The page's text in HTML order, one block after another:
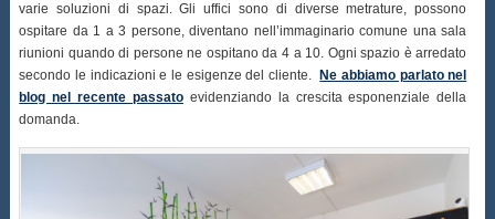
varie soluzioni di spazi. Gli uffici sono di diverse metrature, possono
ospitare da 1 a 3 persone, diventano nell’immaginario comune una sala
riunioni quando di persone ne ospitano da 4 a 10. Ogni spazio è arredato
secondo le indicazioni e le esigenze del cliente.
Ne abbiamo parlato nel
blog nel recente passatoevidenziando la crescita esponenziale della
domanda.